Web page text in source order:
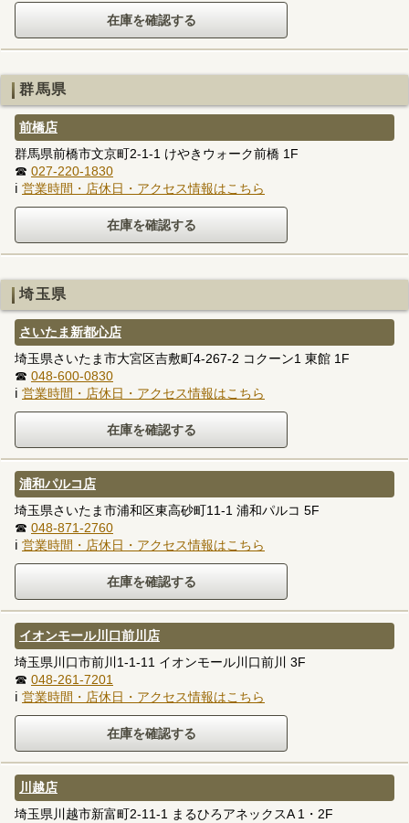
群馬県
前橋店
群馬県前橋市文京町2-1-1 けやきウォーク前橋 1F
☎ 027-220-1830
ℹ 営業時間・店休日・アクセス情報はこちら
埼玉県
さいたま新都心店
埼玉県さいたま市大宮区吉敷町4-267-2 コクーン1 東館 1F
☎ 048-600-0830
ℹ 営業時間・店休日・アクセス情報はこちら
浦和パルコ店
埼玉県さいたま市浦和区東高砂町11-1 浦和パルコ 5F
☎ 048-871-2760
ℹ 営業時間・店休日・アクセス情報はこちら
イオンモール川口前川店
埼玉県川口市前川1-1-11 イオンモール川口前川 3F
☎ 048-261-7201
ℹ 営業時間・店休日・アクセス情報はこちら
川越店
埼玉県川越市新富町2-11-1 まるひろアネックスA 1・2F